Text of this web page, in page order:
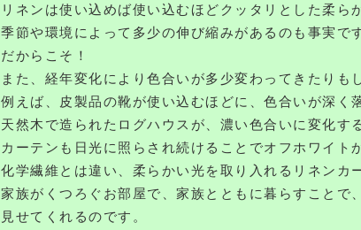
リネンは使い込めば使い込むほどクッタリとした柔ら
季節や環境によって多少の伸び縮みがあるのも事実で
だからこそ！
また、経年変化により色合いが多少変わってきたりも
例えば、皮製品の靴が使い込むほどに、色合いが深く
天然木で造られたログハウスが、濃い色合いに変化す
カーテンも日光に照らされ続けることでオフホワイト
化学繊維とは違い、柔らかい光を取り入れるリネンカ
家族がくつろぐお部屋で、家族とともに暮らすことで
見せてくれるのです。